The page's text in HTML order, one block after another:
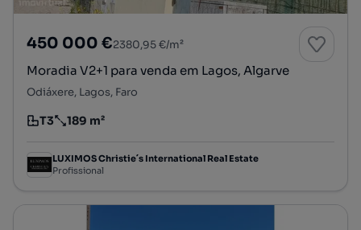
450 000 €2380,95 €/m²
Moradia V2+1 para venda em Lagos, Algarve
Odiáxere, Lagos, Faro
Tipologia
T3
Preço por metro quadrado
189 m²
LUXIMOS Christie´s International Real Estate
Profissional